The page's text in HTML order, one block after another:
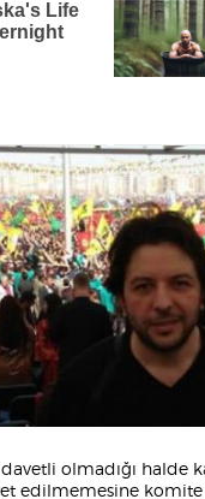
olmadığı halde
edilmemesine komite